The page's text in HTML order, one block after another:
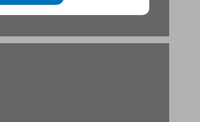
בעיה ופתרון ... 25